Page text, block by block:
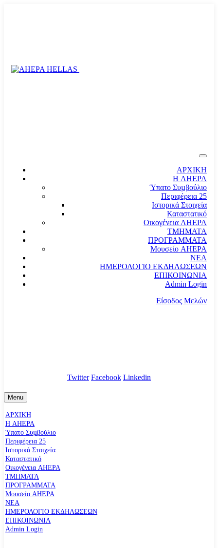
ΑΡΧΙΚΗ
Η AHEPA
Ύπατο Συµβούλιο
Περιφέρεια 25
Ιστορικά Στοιχεία
Καταστατικό
Οικογένεια AHEPA
ΤΜΗΜΑΤΑ
ΠΡΟΓΡΑΜΜΑΤΑ
Μουσείο AHEPA
ΝΕΑ
ΗΜΕΡΟΛΟΓΙΟ ΕΚΔΗΛΩΣΕΩΝ
ΕΠΙΚΟΙΝΩΝΙΑ
Admin Login
Είσοδος Μελών
Twitter Facebook Linkedin
Menu
ΑΡΧΙΚΗ
Η AHEPA
Ύπατο Συµβούλιο
Περιφέρεια 25
Ιστορικά Στοιχεία
Καταστατικό
Οικογένεια AHEPA
ΤΜΗΜΑΤΑ
ΠΡΟΓΡΑΜΜΑΤΑ
Μουσείο AHEPA
ΝΕΑ
ΗΜΕΡΟΛΟΓΙΟ ΕΚΔΗΛΩΣΕΩΝ
ΕΠΙΚΟΙΝΩΝΙΑ
Admin Login